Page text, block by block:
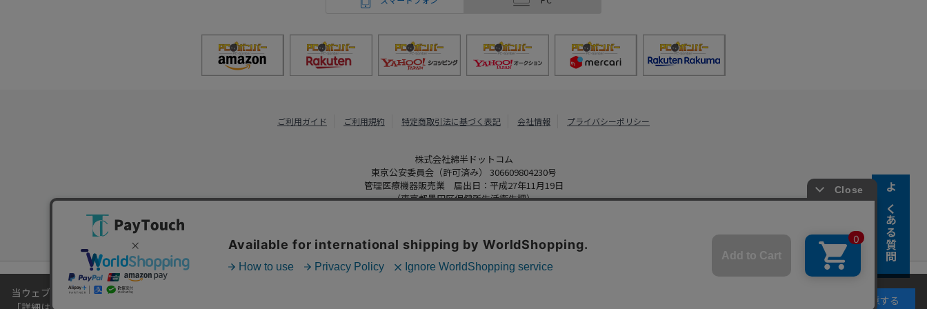
よくある質問
ご利用ガイド ご利用規約 特定商取引法に基づく表記 会社情報 プライバシーポリシー
株式会社綿半ドットコム
東京公安委員会（許可済み） 306609804230号
管理医療機器販売業 届出日：平成27年11月19日
（東京都墨田区保健所生活衛生課）
Copyright 2022Watahan.com Co., Ltd. Powered by Watahan Partners Co., Ltd.
当ウェブサイトでは、お客様により良いサービスをご提供するため、クッキーを利用しています。サイト利用を継続することにより、クッキーの使用に同意するものとします。詳細については
同意する